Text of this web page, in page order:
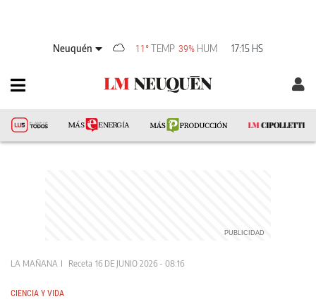
Neuquén 11° TEMP 39% HUM 17:15 HS
LA MAÑANA Receta 16 DE JUNIO 2026 - 08:16
CIENCIA Y VIDA